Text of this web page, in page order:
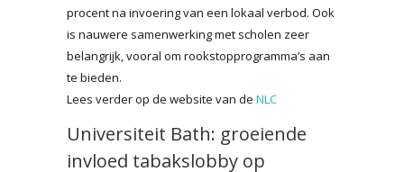
procent na invoering van een lokaal verbod. Ook
is nauwere samenwerking met scholen zeer
belangrijk, vooral om rookstopprogramma’s aan
te bieden.
Lees verder op de website van de NLC
Universiteit Bath: groeiende
invloed tabakslobby op